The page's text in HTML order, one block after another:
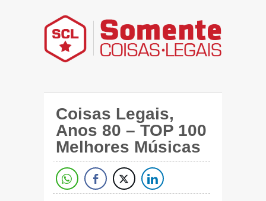
Coisas Legais,
Anos 80 – TOP 100
Melhores Músicas